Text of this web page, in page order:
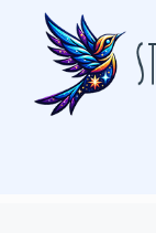
Zum
Inhalt
springen